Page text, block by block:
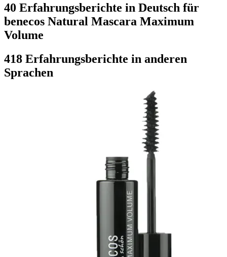
40 Erfahrungsberichte in Deutsch für
benecos Natural Mascara Maximum
Volume
418 Erfahrungsberichte in anderen
Sprachen